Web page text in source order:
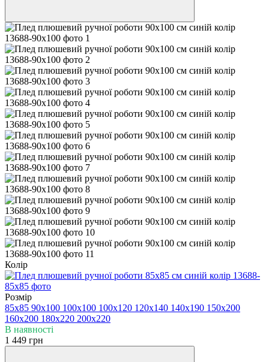
Колір
Розмір
85х85 90х100 100х100 100х120 120х140 140х190 150х200
160х200 180х220 200х220
В наявності
1 449 грн